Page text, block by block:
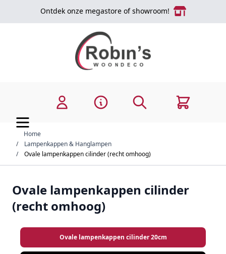
Ga naar de inhoudOntdek onze megastore of showroom!
Zoek Cart
Home
/
Lampenkappen & Hanglampen
/
Ovale lampenkappen cilinder (recht omhoog)
Ovale lampenkappen cilinder
(recht omhoog)
Ovale lampenkappen cilinder 20cm